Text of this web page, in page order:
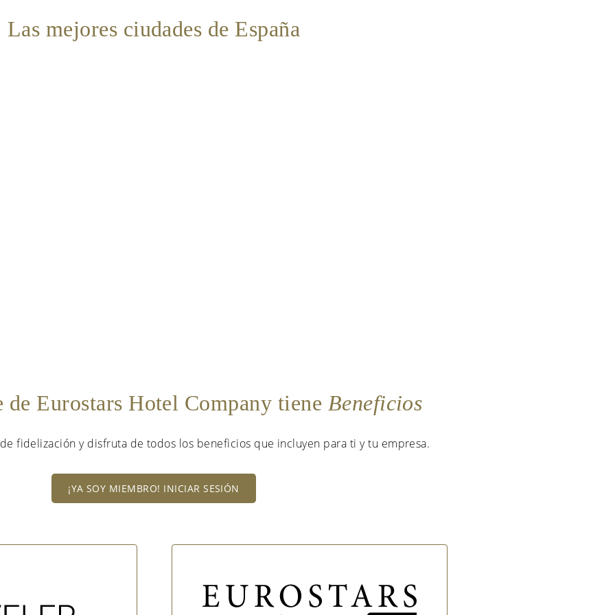
Las mejores ciudades de España
de Eurostars Hotel Company tiene Beneficios
fidelización y disfruta de todos los beneficios que incluyen para ti y tu empresa.
¡YA SOY MIEMBRO! INICIAR SESIÓN